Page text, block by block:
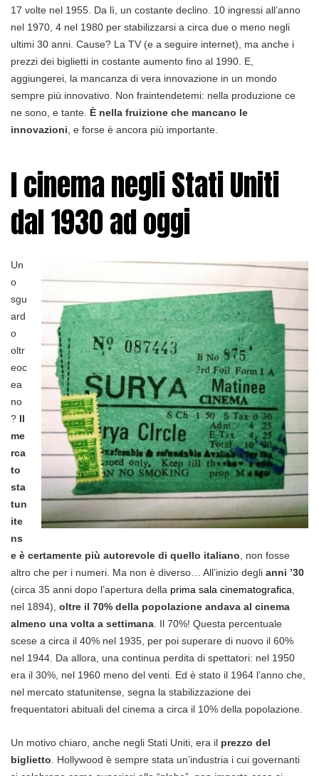
17 volte nel 1955. Da lì, un costante declino. 10 ingressi all’anno
nel 1970, 4 nel 1980 per stabilizzarsi a circa due o meno negli
ultimi 30 anni. Cause? La TV (e a seguire internet), ma anche i
prezzi dei biglietti in costante aumento fino al 1990. E,
aggiungerei, la mancanza di vera innovazione in un mondo
sempre più innovativo. Non fraintendetemi: nella produzione ce
ne sono, e tante. È nella fruizione che mancano le
innovazioni, e forse è ancora più importante.
I cinema negli Stati Uniti
dal 1930 ad oggi
Un
o
sgu
ard
o
oltr
eoc
ea
no
? Il
me
rca
to
sta
tun
ite
ns
e è certamente più autorevole di quello italiano , non fosse
altro che per i numeri. Ma non è diverso… All’inizio degli anni ’30
(circa 35 anni dopo l’apertura della prima sala cinematografica
nel 1894), oltre il 70% della popolazione andava al cinema
almeno una volta a settimana . Il 70%! Questa percentuale
scese a circa il 40% nel 1935, per poi superare di nuovo il 60%
nel 1944. Da allora, una continua perdita di spettatori: nel 1950
era il 30%, nel 1960 meno del venti. Ed è stato il 1964 l’anno che,
nel mercato statunitense, segna la stabilizzazione dei
frequentatori abituali del cinema a circa il 10% della popolazione.
Un motivo chiaro, anche negli Stati Uniti, era il prezzo del
biglietto . Hollywood è sempre stata un’industria i cui governanti